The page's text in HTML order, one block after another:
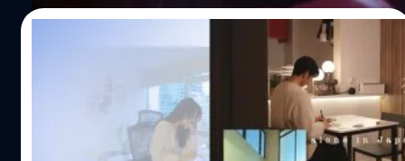
ต่างกลไกออกไป โดยจะก่อตัวขึ้นในห้องที่ถูกปิดตายจนไฟใช้
ออกซิเจนในการเผาไหม้ไปจนเกือบหมด เหลือทิ้งไว้เพียง
ความร้อนจัดและแก๊สที่รอเวลาปะทุ ทันทีที่มีคนไปเปิดประตู
หรือหน้าต่างแตก อากาศและออกซิเจนจากภายนอกจะพุ่ง
เข้าไปผสมกับแก๊สร้อนอย่างฉับพลัน ก่อให้เกิดการระเบิดอย่าง
รุนแรงและพ่นลูกไฟขนาดใหญ่ออกมาทางช่องเปิดนั้นทันที
อย่างเหตุการณ์ไฟไหม้ของ…
ตำนานประจำซีซัน พี่ดู๋ - สัญญา คุณากร มารับหน้าที่ดำเนิน
รายการ พร้อมสร้างเซอร์ไพรส์ครั้งใหญ่ให้กับผู้ชมด้วยการ
เปิดตัว 2 Judge ปริศนาที่เหล่านักล่าฝันคุ้นเคย มอส - ปฎิ
ภาณ ปฐวีกานต์ และ เชาว์ – ชวรัตน์ หรรษคุณาฒัย มาร่วมให้
คำแนะนำและคอมเมนต์อย่างตรงไปตรงมา เพิ่มความกดดัน
และความตื่นเต้นให้กับค่ำคืนนี้เป็นเท่าตัว สำหรับไฮไลต์บนเวที
ในสัปดาห์นี้ นักล่าฝันทั้ง 9 คนได้ร่วมกันระเบิดพลังและโชว์
ทำไม ‘Solo Living Vlog’ ถึงฮิตระเบิด ? ดูคน
อื่นใช้ชีวิตคนเดียวมันฮีลใจยังไง
ยุคที่ไถฟีดไปก็เจอแต่ครีเอเตอร์ที่ทำคอนเทนต์กันหลาก